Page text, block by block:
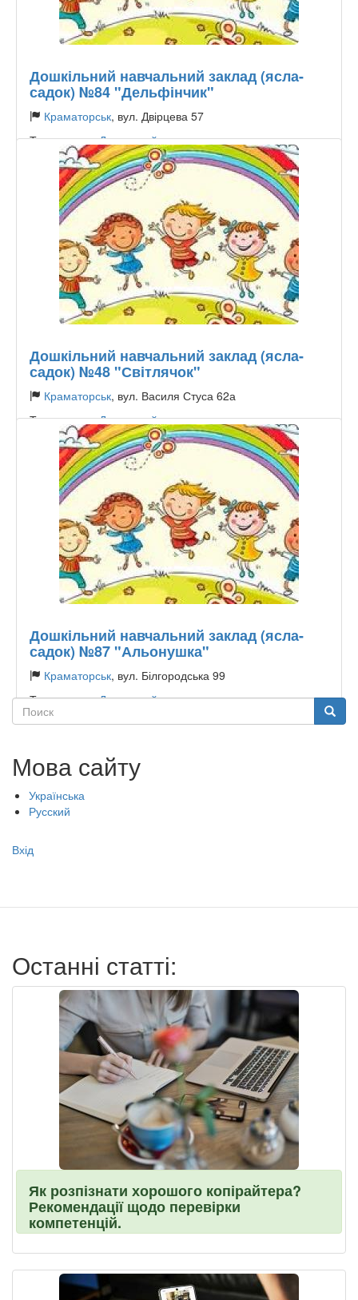
Дошкільний навчальний заклад (ясла-
садок) №84 "Дельфінчик"
Краматорськ, вул. Двірцева 57
Тип садочку:Державний
Дошкільний навчальний заклад (ясла-
садок) №48 "Світлячок"
Краматорськ, вул. Василя Стуса 62а
Тип садочку:Державний
Дошкільний навчальний заклад (ясла-
садок) №87 "Альонушка"
Краматорськ, вул. Білгородська 99
Тип садочку:Державний
Поиск Поиск
Мова сайту
Українська
Русский
Меню
записи
Вхід
Останні статті:
Як розпізнати хорошого копірайтера?
Рекомендації щодо перевірки
компетенцій.